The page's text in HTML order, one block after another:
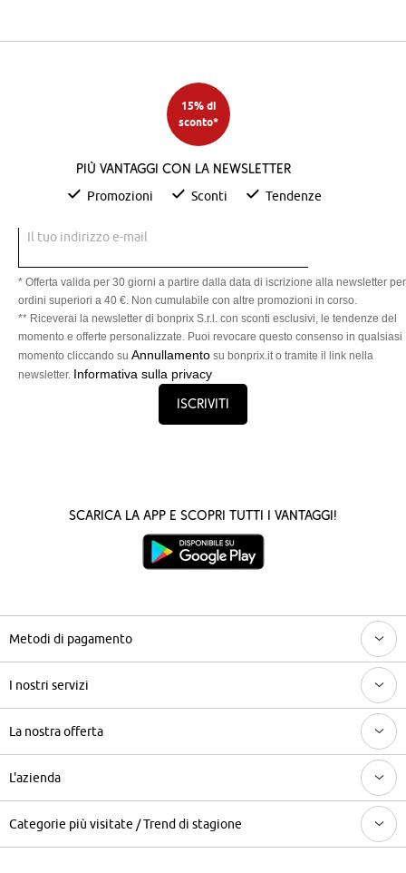
15% di
sconto*
Più vantaggi con la newsletter
Promozioni Sconti Tendenze
Il tuo indirizzo e-mail
* Offerta valida per 30 giorni a partire dalla data di iscrizione alla newsletter per
ordini superiori a 40 €. Non cumulabile con altre promozioni in corso.
** Riceverai la newsletter di bonprix S.r.l. con sconti esclusivi, le tendenze del
momento e offerte personalizzate. Puoi revocare questo consenso in qualsiasi
momento cliccando su Annullamento su bonprix.it o tramite il link nella
newsletter. Informativa sulla privacy
Iscriviti
Scarica la App e scopri tutti i vantaggi!
Metodi di pagamento
I nostri servizi
La nostra offerta
L'azienda
Categorie più visitate / Trend di stagione